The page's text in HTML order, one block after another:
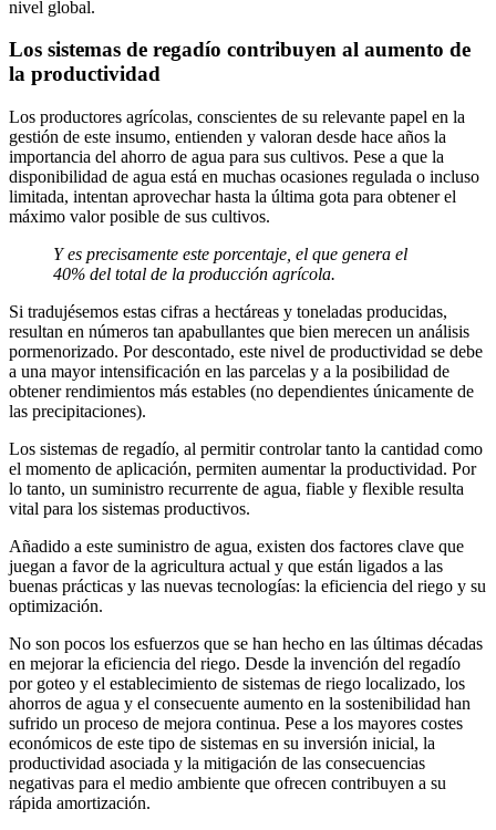
nivel global.
Los sistemas de regadío contribuyen al aumento de
la productividad
Los productores agrícolas, conscientes de su relevante papel en la
gestión de este insumo, entienden y valoran desde hace años la
importancia del ahorro de agua para sus cultivos. Pese a que la
disponibilidad de agua está en muchas ocasiones regulada o incluso
limitada, intentan aprovechar hasta la última gota para obtener el
máximo valor posible de sus cultivos.
Y es precisamente este porcentaje, el que genera el
40% del total de la producción agrícola.
Si tradujésemos estas cifras a hectáreas y toneladas producidas,
resultan en números tan apabullantes que bien merecen un análisis
pormenorizado. Por descontado, este nivel de productividad se debe
a una mayor intensificación en las parcelas y a la posibilidad de
obtener rendimientos más estables (no dependientes únicamente de
las precipitaciones).
Los sistemas de regadío, al permitir controlar tanto la cantidad como
el momento de aplicación, permiten aumentar la productividad. Por
lo tanto, un suministro recurrente de agua, fiable y flexible resulta
vital para los sistemas productivos.
Añadido a este suministro de agua, existen dos factores clave que
juegan a favor de la agricultura actual y que están ligados a las
buenas prácticas y las nuevas tecnologías: la eficiencia del riego y su
optimización.
No son pocos los esfuerzos que se han hecho en las últimas décadas
en mejorar la eficiencia del riego. Desde la invención del regadío
por goteo y el establecimiento de sistemas de riego localizado, los
ahorros de agua y el consecuente aumento en la sostenibilidad han
sufrido un proceso de mejora continua. Pese a los mayores costes
económicos de este tipo de sistemas en su inversión inicial, la
productividad asociada y la mitigación de las consecuencias
negativas para el medio ambiente que ofrecen contribuyen a su
rápida amortización.